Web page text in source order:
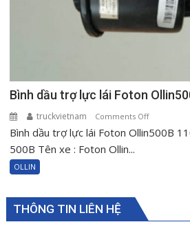
Bình dầu trợ lực lái Foton
truckvietnam Comments Offon
Bình
Ollin500B
Bình dầu trợ lực lái Foton Ollin500B
500B Tên xe : Foton Ollin...
OLLIN
THÔNG TIN LIÊN HỆ